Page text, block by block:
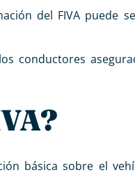
del FIVA puede
conductores
básica sobre el